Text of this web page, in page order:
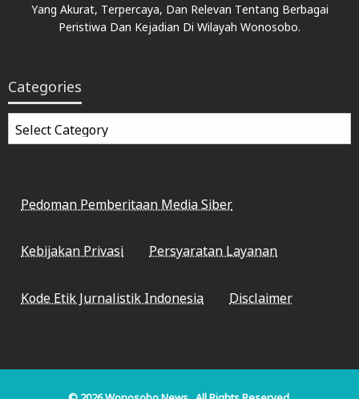
Yang Akurat, Terpercaya, Dan Relevan Tentang Berbagai
Peristiwa Dan Kejadian Di Wilayah Wonosobo.
Categories
Categories
Pedoman Pemberitaan Media Siber
Kebijakan Privasi Persyaratan Layanan
Kode Etik Jurnalistik Indonesia Disclaimer